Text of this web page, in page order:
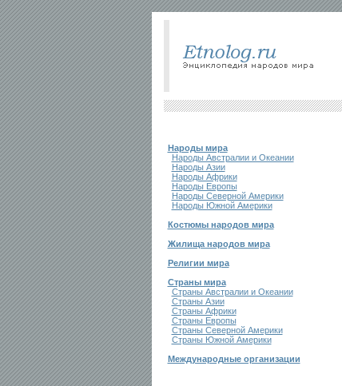
Народы мира
Народы Австралии и Океании
Народы Азии
Народы Африки
Народы Европы
Народы Северной Америки
Народы Южной Америки
Костюмы народов мира
Жилища народов мира
Религии мира
Страны мира
Страны Австралии и Океании
Страны Азии
Страны Африки
Страны Европы
Страны Северной Америки
Страны Южной Америки
Международные организации